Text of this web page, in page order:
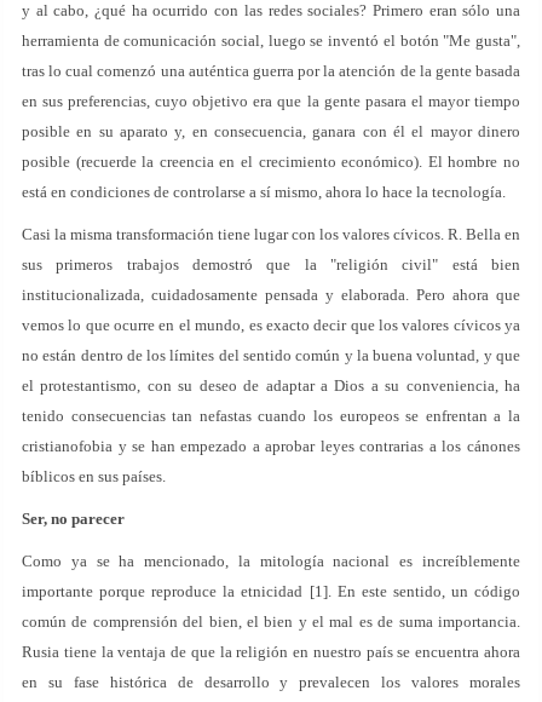
y al cabo, ¿qué ha ocurrido con las redes sociales? Primero eran sólo una
herramienta de comunicación social, luego se inventó el botón "Me gusta",
tras lo cual comenzó una auténtica guerra por la atención de la gente basada
en sus preferencias, cuyo objetivo era que la gente pasara el mayor tiempo
posible en su aparato y, en consecuencia, ganara con él el mayor dinero
posible (recuerde la creencia en el crecimiento económico). El hombre no
está en condiciones de controlarse a sí mismo, ahora lo hace la tecnología.
Casi la misma transformación tiene lugar con los valores cívicos. R. Bella en
sus primeros trabajos demostró que la "religión civil" está bien
institucionalizada, cuidadosamente pensada y elaborada. Pero ahora que
vemos lo que ocurre en el mundo, es exacto decir que los valores cívicos ya
no están dentro de los límites del sentido común y la buena voluntad, y que
el protestantismo, con su deseo de adaptar a Dios a su conveniencia, ha
tenido consecuencias tan nefastas cuando los europeos se enfrentan a la
cristianofobia y se han empezado a aprobar leyes contrarias a los cánones
bíblicos en sus países.
Ser, no parecer
Como ya se ha mencionado, la mitología nacional es increíblemente
importante porque reproduce la etnicidad [1]. En este sentido, un código
común de comprensión del bien, el bien y el mal es de suma importancia.
Rusia tiene la ventaja de que la religión en nuestro país se encuentra ahora
en su fase histórica de desarrollo y prevalecen los valores morales